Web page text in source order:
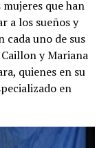
que han
a los sueños y
cada uno de sus
Caillon y Mariana
quienes en su
en